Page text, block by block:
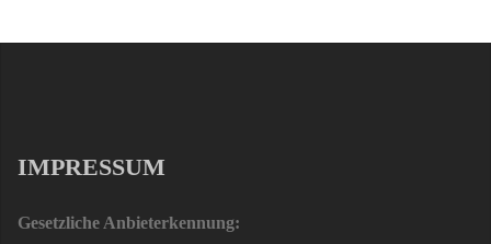
IMPRESSUM
Gesetzliche Anbieterkennung: